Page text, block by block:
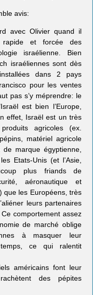
avis:
avec Olivier quand il
rapide et forcée des
israélienne. Bien
israéliennes sont dès
dans 2 pays
pour les ventes
pas s’y méprendre: le
est bien l’Europe,
effet, Israël est un très
agricoles (ex.
matériel agricole
marque égyptienne,
Etats-Unis (et l’Asie,
plus friands de
aéronautique et
que les Européens, très
leurs partenaires
comportement assez
de marché oblige
à masquer leur
ce qui ralentit
américains font leur
des pépites